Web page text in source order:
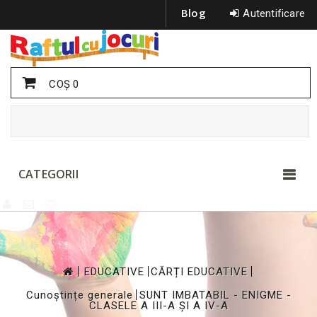
Autentificare
Blog
COŞ0
CATEGORII
EDUCATIVE CĂRȚI EDUCATIVE
Cunoștințe generale
SUNT IMBATABIL - ENIGME -
CLASELE A III-A ȘI A IV-A